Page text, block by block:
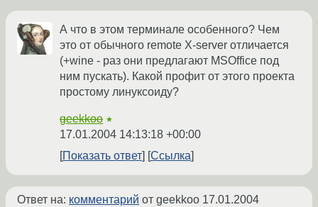
А что в этом терминале особенного? Чем
это от обычного remote X-server отличается
(+wine - раз они предлагают MSOffice под
ним пускать). Какой профит от этого проекта
простому линуксоиду?
geekkoo ★
17.01.2004 14:13:18 +00:00
Показать ответ
Ссылка
Ответ на: комментарий от geekkoo 17.01.2004